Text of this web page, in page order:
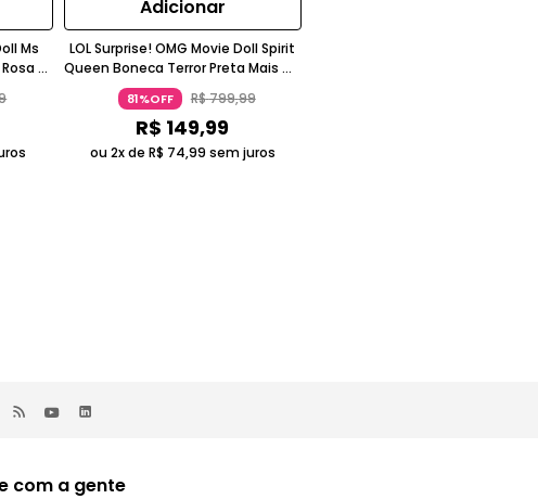
Ms
E
Adicionar
LOL Surprise! OMG Movie Doll Spirit
Queen Boneca Terror Preta Mais De
14 Anos Candide
81%OFF R$799,99
R$ 149,99
ou 2x de R$ 74,99 sem juros
com a gente